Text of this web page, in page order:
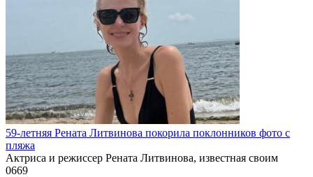
59-летняя Рената Литвинова покорила поклонников фото с
пляжа
Актриса и режиссер Рената Литвинова, известная своим
0669